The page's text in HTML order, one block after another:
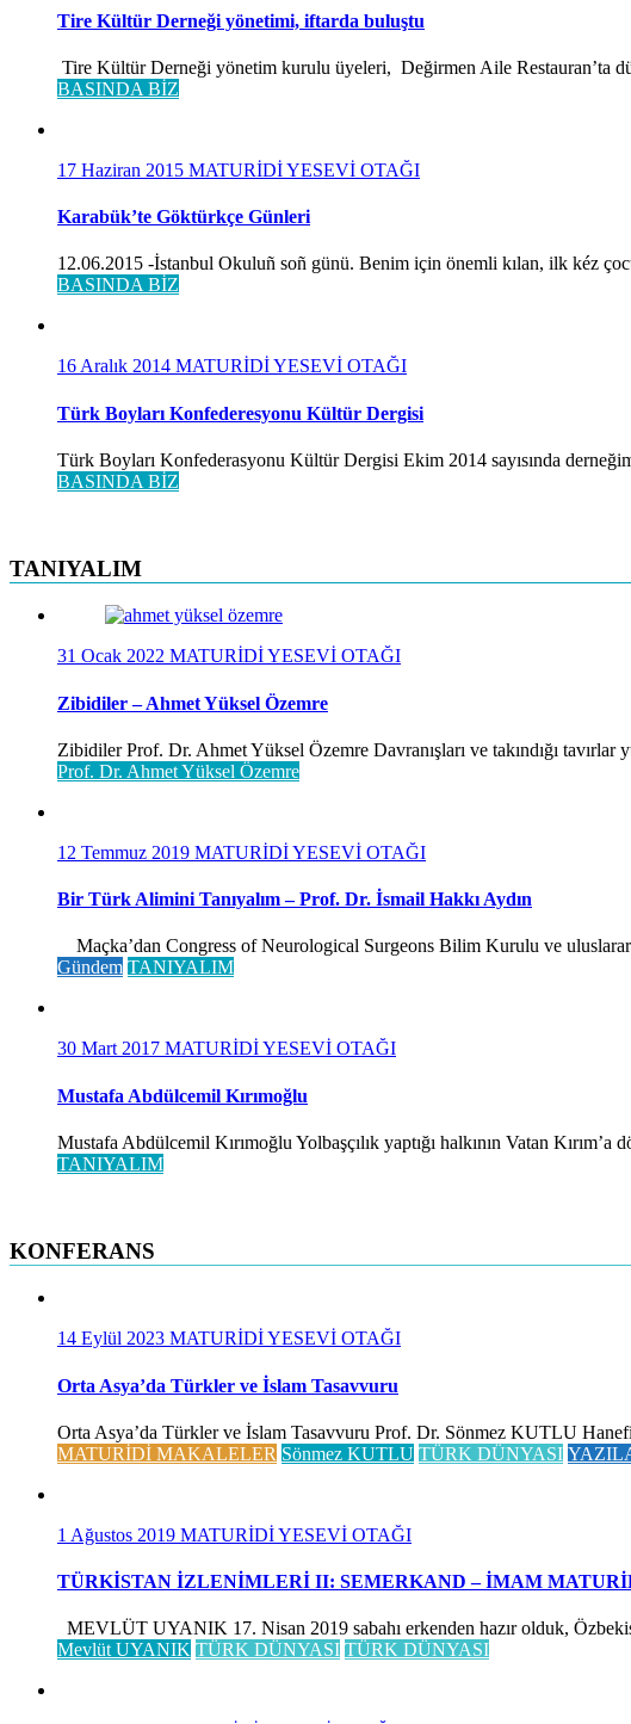
Tire Kültür Derneği yönetimi, iftarda buluştu
Tire Kültür Derneği yönetim kurulu üyeleri, Değirmen Aile Restauran’ta
BASINDA BİZ
17 Haziran 2015 MATURİDİ YESEVİ OTAĞI
Karabük’te Göktürkçe Günleri
12.06.2015 -İstanbul Okuluñ soñ günü. Benim için önemli kılan, ilk kéz
BASINDA BİZ
16 Aralık 2014 MATURİDİ YESEVİ OTAĞI
Türk Boyları Konfederesyonu Kültür Dergisi
Türk Boyları Konfederasyonu Kültür Dergisi Ekim 2014 sayısında
BASINDA BİZ
TANIYALIM
31 Ocak 2022 MATURİDİ YESEVİ OTAĞI
Zibidiler – Ahmet Yüksel Özemre
Zibidiler Prof. Dr. Ahmet Yüksel Özemre Davranışları ve takındığı
Prof. Dr. Ahmet Yüksel Özemre
12 Temmuz 2019 MATURİDİ YESEVİ OTAĞI
Bir Türk Alimini Tanıyalım – Prof. Dr. İsmail Hakkı Aydın
Maçka’dan Congress of Neurological Surgeons Bilim Kurulu ve
Gündem TANIYALIM
30 Mart 2017 MATURİDİ YESEVİ OTAĞI
Mustafa Abdülcemil Kırımoğlu
Mustafa Abdülcemil Kırımoğlu Yolbaşçılık yaptığı halkının Vatan
TANIYALIM
KONFERANS
14 Eylül 2023 MATURİDİ YESEVİ OTAĞI
Orta Asya’da Türkler ve İslam Tasavvuru
Orta Asya’da Türkler ve İslam Tasavvuru Prof. Dr. Sönmez KUTLU
MATURİDİ MAKALELER Sönmez KUTLU TÜRK DÜNYASI
1 Ağustos 2019 MATURİDİ YESEVİ OTAĞI
TÜRKİSTAN İZLENİMLERİ II: SEMERKAND – İMAM
MEVLÜT UYANIK 17. Nisan 2019 sabahı erkenden hazır olduk,
Mevlüt UYANIK TÜRK DÜNYASI TÜRK DÜNYASI